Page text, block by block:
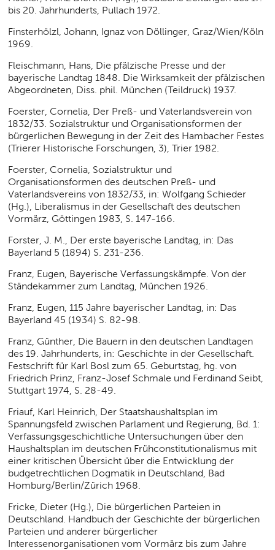
bis 20. Jahrhunderts, Pullach 1972.
Finsterhölzl, Johann, Ignaz von Döllinger, Graz/Wien/Köln
1969.
Fleischmann, Hans, Die pfälzische Presse und der
bayerische Landtag 1848. Die Wirksamkeit der pfälzischen
Abgeordneten, Diss. phil. München (Teildruck) 1937.
Foerster, Cornelia, Der Preß- und Vaterlandsverein von
1832/33. Sozialstruktur und Organisationsformen der
bürgerlichen Bewegung in der Zeit des Hambacher Festes
(Trierer Historische Forschungen, 3), Trier 1982.
Foerster, Cornelia, Sozialstruktur und
Organisationsformen des deutschen Preß- und
Vaterlandsvereins von 1832/33, in: Wolfgang Schieder
(Hg.), Liberalismus in der Gesellschaft des deutschen
Vormärz, Göttingen 1983, S. 147-166.
Forster, J. M., Der erste bayerische Landtag, in: Das
Bayerland 5 (1894) S. 231-236.
Franz, Eugen, Bayerische Verfassungskämpfe. Von der
Ständekammer zum Landtag, München 1926.
Franz, Eugen, 115 Jahre bayerischer Landtag, in: Das
Bayerland 45 (1934) S. 82-98.
Franz, Günther, Die Bauern in den deutschen Landtagen
des 19. Jahrhunderts, in: Geschichte in der Gesellschaft.
Festschrift für Karl Bosl zum 65. Geburtstag, hg. von
Friedrich Prinz, Franz-Josef Schmale und Ferdinand Seibt,
Stuttgart 1974, S. 28-49.
Friauf, Karl Heinrich, Der Staatshaushaltsplan im
Spannungsfeld zwischen Parlament und Regierung, Bd. 1:
Verfassungsgeschichtliche Untersuchungen über den
Haushaltsplan im deutschen Frühconstitutionalismus mit
einer kritischen Übersicht über die Entwicklung der
budgetrechtlichen Dogmatik in Deutschland, Bad
Homburg/Berlin/Zürich 1968.
Fricke, Dieter (Hg.), Die bürgerlichen Parteien in
Deutschland. Handbuch der Geschichte der bürgerlichen
Parteien und anderer bürgerlicher
Interessenorganisationen vom Vormärz bis zum Jahre